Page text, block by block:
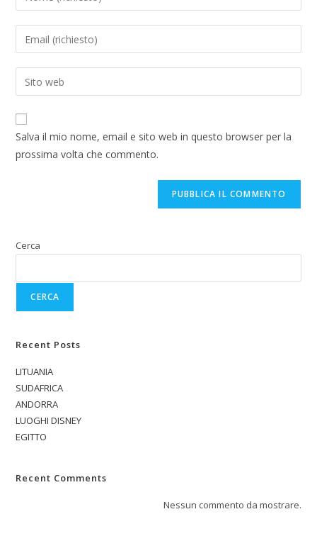
Salva il mio nome, email e sito web in questo browser per la
prossima volta che commento.
Cerca
CERCA
Recent Posts
LITUANIA
SUDAFRICA
ANDORRA
LUOGHI DISNEY
EGITTO
Recent Comments
Nessun commento da mostrare.